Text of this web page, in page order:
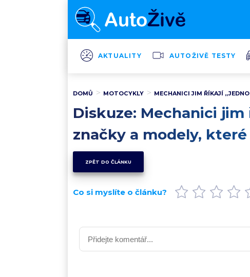
AKTUALITY AUTOŽIVĚ TESTY
DOMŮ MOTOCYKLY MECHANICI JIM ŘÍKAJÍ
Diskuze: Mechanici
značky a modely,
ZPĚT DO ČLÁNKU
Co si myslíte o článku?